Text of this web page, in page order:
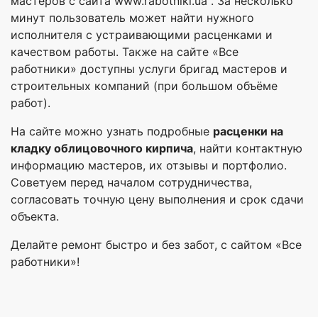
минут пользователь может найти нужного
исполнителя с устраивающими расценками и
качеством работы. Также на сайте «Все
работники» доступны услуги бригад мастеров и
строительных компаний (при большом объёме
работ).
На сайте можно узнать подробные расценки на
кладку облицовочного кирпича, найти контактную
информацию мастеров, их отзывы и портфолио.
Советуем перед началом сотрудничества,
согласовать точную цену выполнения и срок сдачи
объекта.
Делайте ремонт быстро и без забот, с сайтом «Все
работники»!